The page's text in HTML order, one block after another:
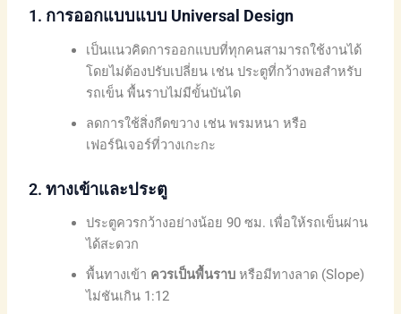
1. การออกแบบแบบ Universal Design
เป็นแนวคิดการออกแบบที่ทุกคนสามารถใช้งานได้
โดยไม่ต้องปรับเปลี่ยน เช่น ประตูที่กว้างพอสำหรับ
รถเข็น พื้นราบไม่มีขั้นบันได
ลดการใช้สิ่งกีดขวาง เช่น พรมหนา หรือ
เฟอร์นิเจอร์ที่วางเกะกะ
2.ทางเข้าและประตู
ประตูควรกว้างอย่างน้อย 90 ซม. เพื่อให้รถเข็นผ่าน
ได้สะดวก
พื้นทางเข้า ควรเป็นพื้นราบ หรือมีทางลาด (Slope)
ไม่ชันเกิน 1:12